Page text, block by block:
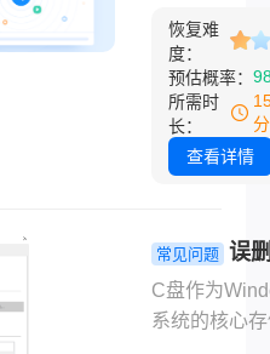
作节奏。
无法启动是
见但复杂的
其背后可能
多种原因，
的软件冲突
全解析！
能起死回生
一名在IT行
多年的软件
主，我每天
到大量粉丝求
久性删除的
电脑上怎么找
回？"、*"找
件打不开是
恢复难
度：
预估概率：
所需时
长：
查看详情
常见问题 误
系统文件怎
复？4种高
C盘作为
系统的核心